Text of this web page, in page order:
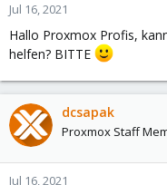
Jul 16, 2021
Hallo Proxmox Profis,
helfen? BITTE
dcsapak
Proxmox Staff
Jul 16, 2021